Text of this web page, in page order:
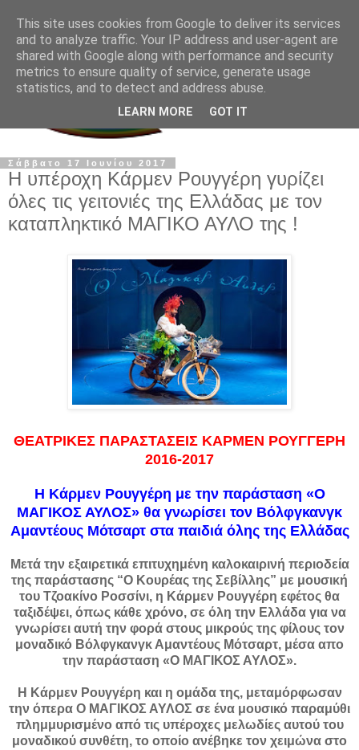
Σάββατο 17 Ιουνίου 2017
H υπέροχη Κάρμεν Ρουγγέρη γυρίζει
όλες τις γειτονιές της Ελλάδας με τον
καταπληκτικό ΜΑΓΙΚΟ ΑΥΛΟ της !
ΘΕΑΤΡΙΚΕΣ ΠΑΡΑΣΤΑΣΕΙΣ ΚΑΡΜΕΝ ΡΟΥΓΓΕΡΗ
2016-2017
Η Κάρμεν Ρουγγέρη με την παράσταση «Ο
ΜΑΓΙΚΟΣ ΑΥΛΟΣ» θα γνωρίσει τον Βόλφγκανγκ
Αμαντέους Μότσαρτ στα παιδιά όλης της Ελλάδας
Μετά την εξαιρετικά επιτυχημένη καλοκαιρινή περιοδεία
της παράστασης “Ο Κουρέας της Σεβίλλης” με μουσική
του Τζοακίνο Ροσσίνι, η Κάρμεν Ρουγγέρη εφέτος θα
ταξιδέψει, όπως κάθε χρόνο, σε όλη την Ελλάδα για να
γνωρίσει αυτή την φορά στους μικρούς της φίλους τον
μοναδικό Βόλφγκανγκ Αμαντέους Μότσαρτ, μέσα απο
την παράσταση «Ο ΜΑΓΙΚΟΣ ΑΥΛΟΣ».
Η Κάρμεν Ρουγγέρη και η ομάδα της, μεταμόρφωσαν
την όπερα Ο ΜΑΓΙΚΟΣ ΑΥΛΟΣ σε ένα μουσικό παραμύθι
πλημμυρισμένο από τις υπέροχες μελωδίες αυτού του
μοναδικού συνθέτη, το οποίο ανέβηκε τον χειμώνα στο
This site uses cookies from Google to deliver its services
and to analyze traffic. Your IP address and user-agent are
shared with Google along with performance and security
metrics to ensure quality of service, generate usage
statistics, and to detect and address abuse.
LEARN MORE GOT IT